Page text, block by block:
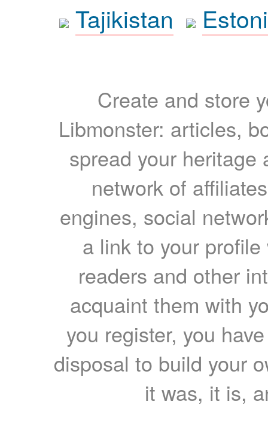
Tajikistan
Create and store
Libmonster: articles,
spread your heritage
network of
engines, social
a link to your
readers and other
acquaint them with
you register, you
disposal to build your
it was, it is,